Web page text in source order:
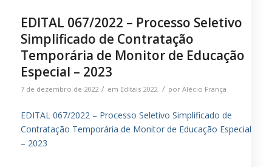
EDITAL 067/2022 – Processo Seletivo
Simplificado de Contratação
Temporária de Monitor de Educação
Especial – 2023
7 de dezembro de 2022 / em Editais 2022 / por Alécio França
EDITAL 067/2022 – Processo Seletivo Simplificado de
Contratação Temporária de Monitor de Educação Especial
– 2023